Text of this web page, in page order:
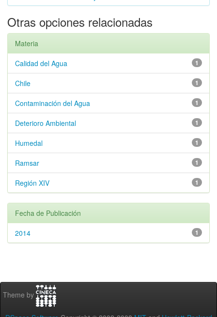
Otras opciones relacionadas
Materia
1
Calidad del Agua
1
Chile
1
Contaminación del Agua
1
Deterioro Ambiental
1
Humedal
1
Ramsar
1
Región XIV
Fecha de Publicación
1
2014
Theme by